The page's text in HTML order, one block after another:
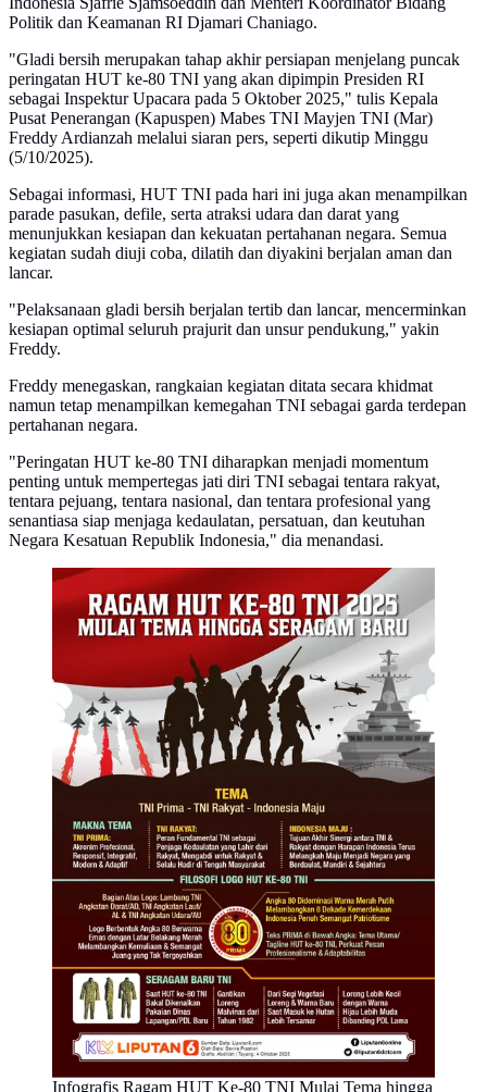
Politik dan Keamanan RI Djamari Chaniago.
"Gladi bersih merupakan tahap akhir persiapan menjelang puncak
peringatan HUT ke-80 TNI yang akan dipimpin Presiden RI
sebagai Inspektur Upacara pada 5 Oktober 2025," tulis Kepala
Pusat Penerangan (Kapuspen) Mabes TNI Mayjen TNI (Mar)
Freddy Ardianzah melalui siaran pers, seperti dikutip Minggu
(5/10/2025).
Sebagai informasi, HUT TNI pada hari ini juga akan menampilkan
parade pasukan, defile, serta atraksi udara dan darat yang
menunjukkan kesiapan dan kekuatan pertahanan negara. Semua
kegiatan sudah diuji coba, dilatih dan diyakini berjalan aman dan
lancar.
"Pelaksanaan gladi bersih berjalan tertib dan lancar, mencerminkan
kesiapan optimal seluruh prajurit dan unsur pendukung," yakin
Freddy.
Freddy menegaskan, rangkaian kegiatan ditata secara khidmat
namun tetap menampilkan kemegahan TNI sebagai garda terdepan
pertahanan negara.
"Peringatan HUT ke-80 TNI diharapkan menjadi momentum
penting untuk mempertegas jati diri TNI sebagai tentara rakyat,
tentara pejuang, tentara nasional, dan tentara profesional yang
senantiasa siap menjaga kedaulatan, persatuan, dan keutuhan
Negara Kesatuan Republik Indonesia," dia menandasi.
Infografis Ragam HUT Ke-80 TNI Mulai Tema hingga